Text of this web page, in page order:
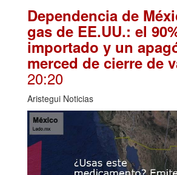
Dependencia de
gas de EE.UU.: el
importado y un
merced de cierre de
20:20
Aristegui Noticias